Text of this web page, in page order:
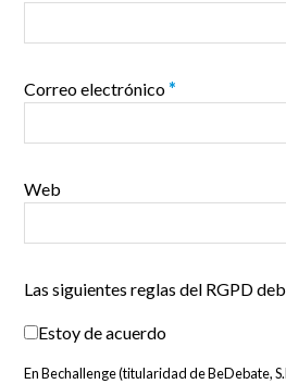
Correo electrónico*
Web
Las siguientes reglas del RGPD
Estoy de acuerdo
En Bechallenge (titularidad de BeDebate,